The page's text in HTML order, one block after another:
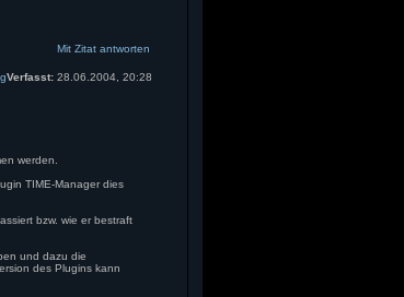
Mit Zitat antworten
Verfasst: 28.06.2004, 20:28
werden.
TIME-Manager dies
bzw. wie er bestraft
und dazu die
des Plugins kann